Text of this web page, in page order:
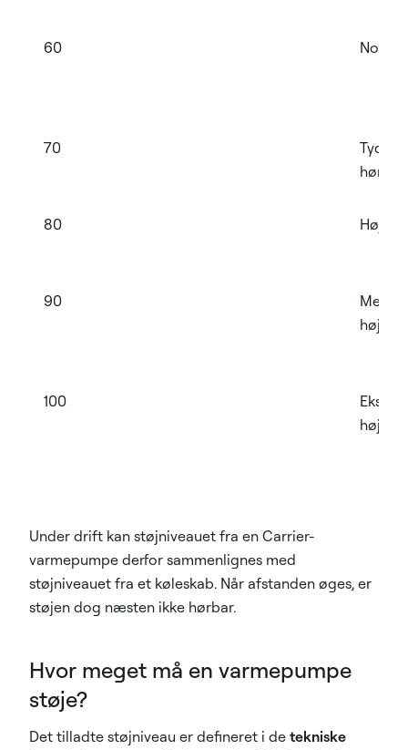
60
70
hørbar
80 Højt
90
Meget
højt
100
højt
Under drift kan støjniveauet fra en Carrier-
varmepumpe derfor sammenlignes med
støjniveauet fra et køleskab. Når afstanden øges, er
støjen dog næsten ikke hørbar.
Hvor meget må en varmepumpe
støje?
Det tilladte støjniveau er defineret i de tekniske